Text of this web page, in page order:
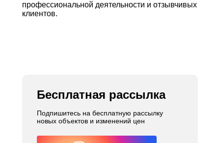
профессиональной деятельности и отзывчивых
клиентов.
Бесплатная рассылка
Подпишитесь на бесплатную рассылку
новых объектов и изменений цен